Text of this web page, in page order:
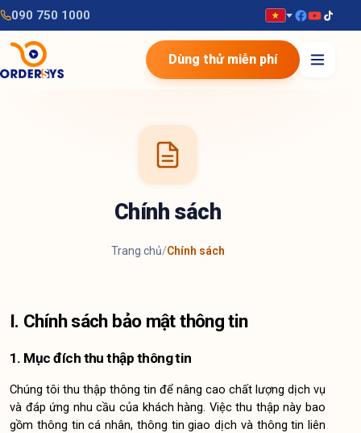
090 750 1000
Dùng thử miễn phí
Chính sách
Trang chủ/Chính sách
I. Chính sách bảo mật thông tin
1. Mục đích thu thập thông tin
Chúng tôi thu thập thông tin để nâng cao chất lượng dịch vụ
và đáp ứng nhu cầu của khách hàng. Việc thu thập này bao
gồm thông tin cá nhân, thông tin giao dịch và thông tin liên